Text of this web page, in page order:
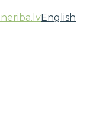
English